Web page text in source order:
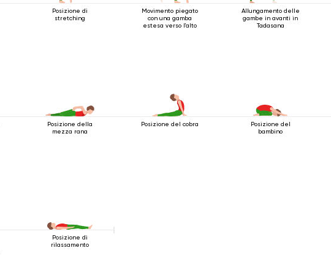
Posizione di
stretching
Movimento piegato
con una gamba
estesa verso l'alto
Allungamento delle
gambe in avanti in
Tadasana
Posizione della
mezza rana
Posizione del cobra
Posizione del
bambino
Posizione di
rilassamento